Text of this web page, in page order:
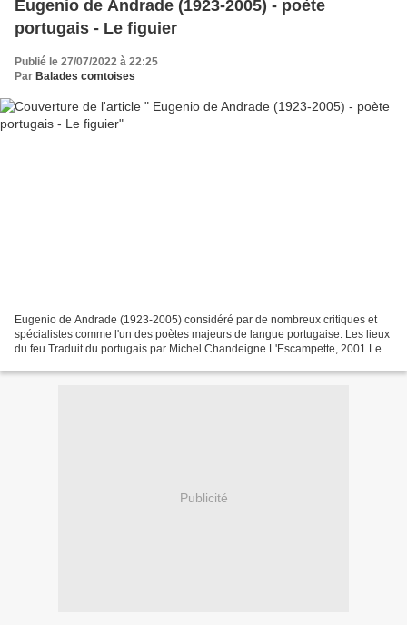
Eugenio de Andrade (1923-2005) - poète
portugais - Le figuier
Publié le 27/07/2022 à 22:25
Par Balades comtoises
Eugenio de Andrade (1923-2005) considéré par de nombreux critiques et
spécialistes comme l'un des poètes majeurs de langue portugaise. Les lieux
du feu Traduit du portugais par Michel Chandeigne L'Escampette, 2001 Le
Publicité